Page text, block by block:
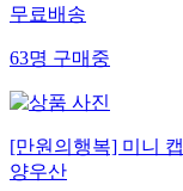
무료배송
63명구매중
[만원의행복] 미니
양우산